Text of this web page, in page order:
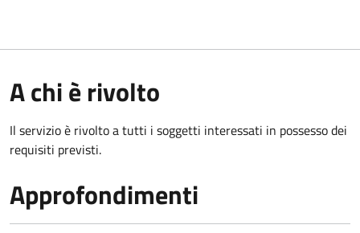
A chi è rivolto
Il servizio è rivolto a tutti i soggetti interessati in possesso dei
requisiti previsti.
Approfondimenti